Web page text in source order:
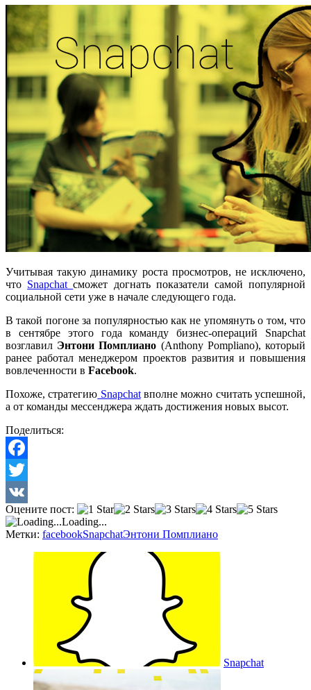
Учитывая такую динамику роста просмотров, не исключено,
что Snapchatсможет догнать показатели самой популярной
социальной сети уже в начале следующего года.
В такой погоне за популярностью как не упомянуть о том, что
в сентябре этого года команду бизнес-операций Snapchat
возглавил Энтони Помплиано (Anthony Pompliano), который
ранее работал менеджером проектов развития и повышения
вовлеченности в Facebook.
Похоже, стратегию Snapchatвполне можно считать успешной,
а от команды мессенджера ждать достижения новых высот.
Поделиться:
Facebook
Twitter
VK
Оцените пост:
Loading...
Метки: facebookSnapchatЭнтони Помплиано
Snapchat